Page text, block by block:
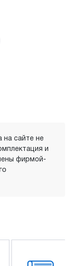
на сайте не
и
фирмой-